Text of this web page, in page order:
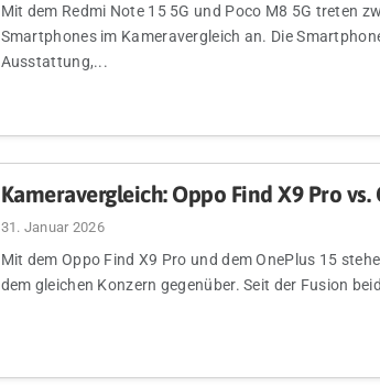
Mit dem Redmi Note 15 5G und Poco M8 5G treten
Smartphones im Kameravergleich an. Die
Ausstattung,...
Kameravergleich: Oppo Find X9 Pro vs.
31. Januar 2026
Mit dem Oppo Find X9 Pro und dem OnePlus 15
dem gleichen Konzern gegenüber. Seit der Fusion